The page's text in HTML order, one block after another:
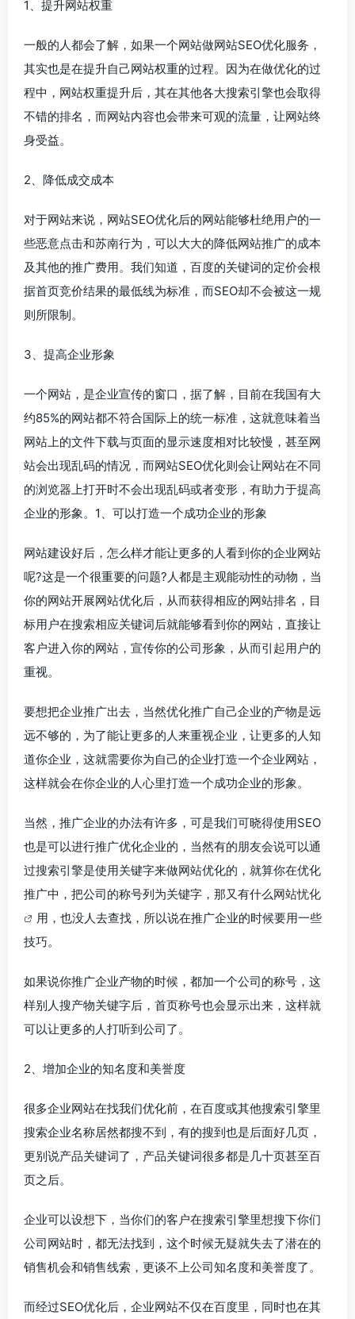
1、提升网站权重
一般的人都会了解，如果一个网站做网站SEO优化服务，
其实也是在提升自己网站权重的过程。因为在做优化的过
程中，网站权重提升后，其在其他各大搜索引擎也会取得
不错的排名，而网站内容也会带来可观的流量，让网站终
身受益。
2、降低成交成本
对于网站来说，网站SEO优化后的网站能够杜绝用户的一
些恶意点击和苏南行为，可以大大的降低网站推广的成本
及其他的推广费用。我们知道，百度的关键词的定价会根
据首页竞价结果的最低线为标准，而SEO却不会被这一规
则所限制。
3、提高企业形象
一个网站，是企业宣传的窗口，据了解，目前在我国有大
约85%的网站都不符合国际上的统一标准，这就意味着当
网站上的文件下载与页面的显示速度相对比较慢，甚至网
站会出现乱码的情况，而网站SEO优化则会让网站在不同
的浏览器上打开时不会出现乱码或者变形，有助力于提高
企业的形象。1、可以打造一个成功企业的形象
网站建设好后，怎么样才能让更多的人看到你的企业网站
呢?这是一个很重要的问题?人都是主观能动性的动物，当
你的网站开展网站优化后，从而获得相应的网站排名，目
标用户在搜索相应关键词后就能够看到你的网站，直接让
客户进入你的网站，宣传你的公司形象，从而引起用户的
重视。
要想把企业推广出去，当然优化推广自己企业的产物是远
远不够的，为了能让更多的人来重视企业，让更多的人知
道你企业，这就需要你为自己的企业打造一个企业网站，
这样就会在你企业的人心里打造一个成功企业的形象。
当然，推广企业的办法有许多，可是我们可晓得使用SEO
也是可以进行推广优化企业的，当然有的朋友会说可以通
过搜索引擎是使用关键字来做网站优化的，就算你在优化
推广中，把公司的称号列为关键字，那又有什么网站忧化
用，也没人去查找，所以说在推广企业的时候要用一些
技巧。
如果说你推广企业产物的时候，都加一个公司的称号，这
样别人搜产物关键字后，首页称号也会显示出来，这样就
可以让更多的人打听到公司了。
2、增加企业的知名度和美誉度
很多企业网站在找我们优化前，在百度或其他搜索引擎里
搜索企业名称居然都搜不到，有的搜到也是后面好几页，
更别说产品关键词了，产品关键词很多都是几十页甚至百
页之后。
企业可以设想下，当你们的客户在搜索引擎里想搜下你们
公司网站时，都无法找到，这个时候无疑就失去了潜在的
销售机会和销售线索，更谈不上公司知名度和美誉度了。
而经过SEO优化后，企业网站不仅在百度里，同时也在其